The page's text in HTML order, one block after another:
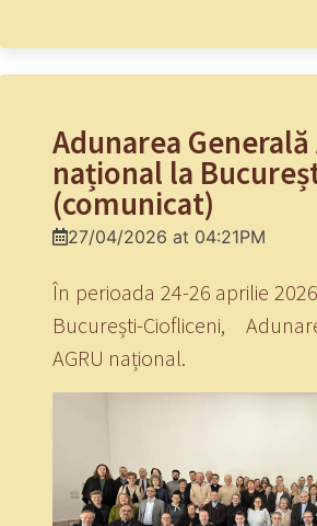
Adunarea Generală
național la
(comunicat)
27/04/2026 at 04:21PM
În perioada 24-26 aprilie
București-Ciofliceni,
AGRU național.